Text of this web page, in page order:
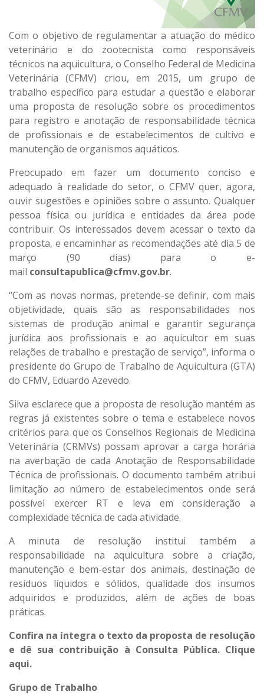
Com o objetivo de regulamentar a atuação do médico
veterinário e do zootecnista como responsáveis
técnicos na aquicultura, o Conselho Federal de Medicina
Veterinária (CFMV) criou, em 2015, um grupo de
trabalho específico para estudar a questão e elaborar
uma proposta de resolução sobre os procedimentos
para registro e anotação de responsabilidade técnica
de profissionais e de estabelecimentos de cultivo e
manutenção de organismos aquáticos.
Preocupado em fazer um documento conciso e
adequado à realidade do setor, o CFMV quer, agora,
ouvir sugestões e opiniões sobre o assunto. Qualquer
pessoa física ou jurídica e entidades da área pode
contribuir. Os interessados devem acessar o texto da
proposta, e encaminhar as recomendações até dia 5 de
março (90 dias) para o e-
mail consultapublica@cfmv.gov.br.
“Com as novas normas, pretende-se definir, com mais
objetividade, quais são as responsabilidades nos
sistemas de produção animal e garantir segurança
jurídica aos profissionais e ao aquicultor em suas
relações de trabalho e prestação de serviço”, informa o
presidente do Grupo de Trabalho de Aquicultura (GTA)
do CFMV, Eduardo Azevedo.
Silva esclarece que a proposta de resolução mantém as
regras já existentes sobre o tema e estabelece novos
critérios para que os Conselhos Regionais de Medicina
Veterinária (CRMVs) possam aprovar a carga horária
na averbação de cada Anotação de Responsabilidade
Técnica de profissionais. O documento também atribui
limitação ao número de estabelecimentos onde será
possível exercer RT e leva em consideração a
complexidade técnica de cada atividade.
A minuta de resolução institui também a
responsabilidade na aquicultura sobre a criação,
manutenção e bem-estar dos animais, destinação de
resíduos líquidos e sólidos, qualidade dos insumos
adquiridos e produzidos, além de ações de boas
práticas.
Confira na íntegra o texto da proposta de resolução
e dê sua contribuição à Consulta Pública. Clique
aqui.
Grupo de Trabalho